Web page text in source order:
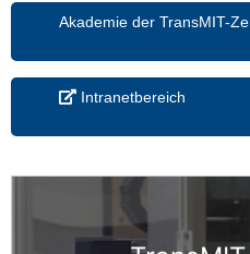
Akademie der TransMIT-
Intranetbereich